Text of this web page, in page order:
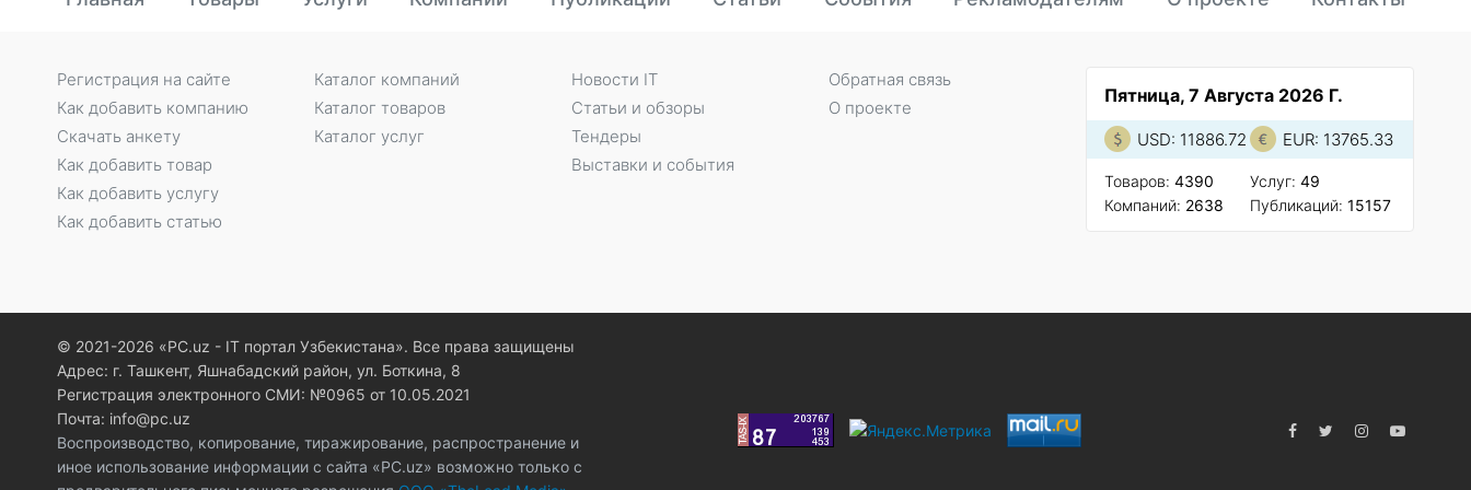
Пятница, 7 Августа 2026 Г.
USD: 11886.72 EUR: 13765.33
Товаров: 4390
Компаний: 2638
Услуг: 49
Публикаций: 15157
Регистрация на сайте
Как добавить компанию
Скачать анкету
Как добавить товар
Как добавить услугу
Как добавить статью
Каталог компаний
Каталог товаров
Каталог услуг
Новости IT
Статьи и обзоры
Тендеры
Выставки и события
Обратная связь
О проекте
© 2021-2026 «PC.uz - IT портал Узбекистана». Все права защищены
Адрес: г. Ташкент, Яшнабадский район, ул. Боткина, 8
Регистрация электронного СМИ: №0965 от 10.05.2021
Почта: info@pc.uz
Воспроизводство, копирование, тиражирование, распространение и
иное использование информации с сайта «PC.uz» возможно только с